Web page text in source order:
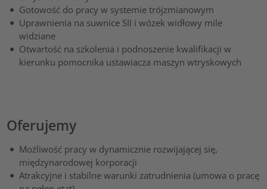
Gotowość do pracy w systemie trójzmianowym
Uprawnienia na suwnice SII i wózek widłowy mile
widziane
Otwartość na szkolenia i podnoszenie kwalifikacji w
kierunku pomocnika ustawiacza maszyn wtryskowych
Oferujemy
Możliwość pracy w dynamicznie rozwijającej się,
międzynarodowej korporacji
Atrakcyjne i stabilne warunki zatrudnienia (umowa o pracę